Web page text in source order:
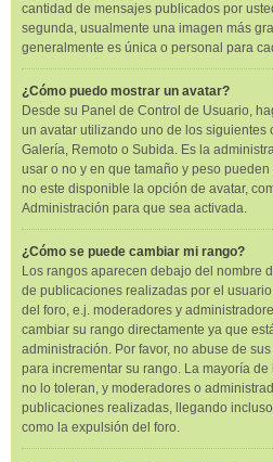
cantidad de mensajes publicados por
segunda, usualmente una imagen más
generalmente es única o personal para
¿Cómo puedo mostrar un avatar?
Desde su Panel de Control de Usuario,
un avatar utilizando uno de los siguientes
Galería, Remoto o Subida. Es la
usar o no y en que tamaño y peso
no este disponible la opción de avatar,
Administración para que sea activada.
¿Cómo se puede cambiar mi rango?
Los rangos aparecen debajo del nombre
de publicaciones realizadas por el
del foro, e.j. moderadores y
cambiar su rango directamente ya que
administración. Por favor, no abuse de
para incrementar su rango. La mayoría
no lo toleran, y moderadores o
publicaciones realizadas, llegando
como la expulsión del foro.